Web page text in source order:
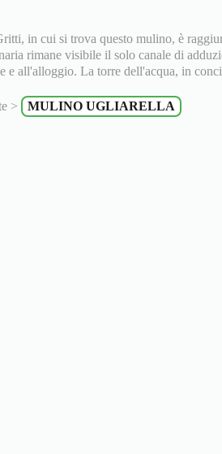
in cui si trova questo mulino, è
rimane visibile il solo canale di
e all'alloggio. La torre dell'acqua, in
> MULINO UGLIARELLA